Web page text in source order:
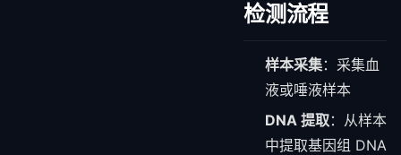
检测流程
样本采集：采集血
液或唾液样本
DNA 提取：从样本
中提取基因组 DNA